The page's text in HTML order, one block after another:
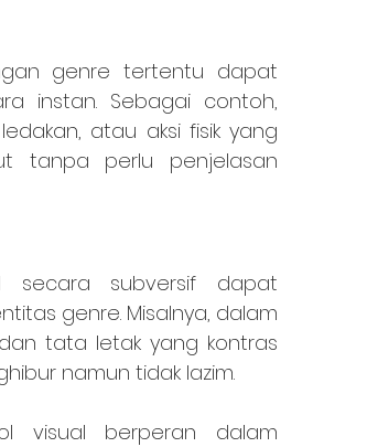
instan. Sebagai contoh,
atau aksi fisik yang
tanpa perlu penjelasan
genre. Misalnya, dalam
tata letak yang kontras
namun tidak lazim.